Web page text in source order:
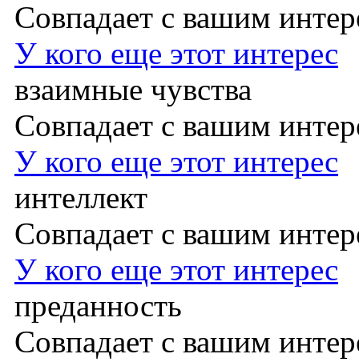
Совпадает с вашим
У кого еще этот интерес
взаимные чувства
Совпадает с вашим
У кого еще этот интерес
интеллект
Совпадает с вашим
У кого еще этот интерес
преданность
Совпадает с вашим